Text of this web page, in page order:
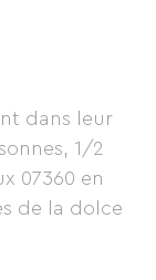
dans leur
1/2
07360 en
de la dolce